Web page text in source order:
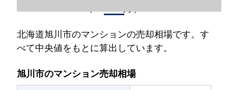
北海道旭川市のマンションの売却相場です。す
べて中央値をもとに算出しています。
旭川市のマンション売却相場